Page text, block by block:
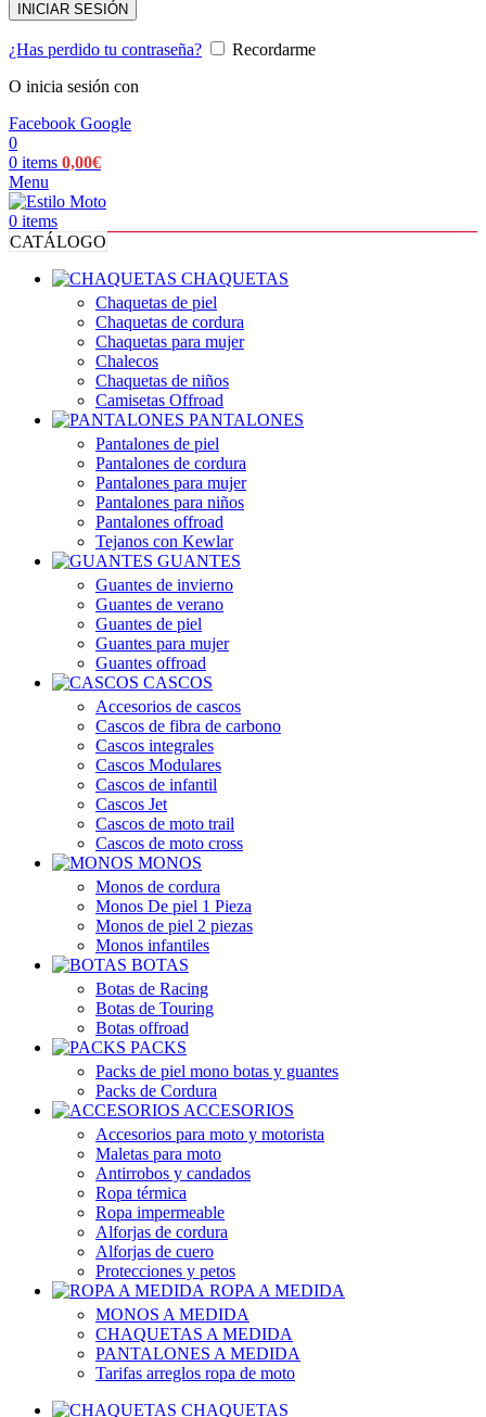
INICIAR SESIÓN
¿Has perdido tu contraseña?
Recordarme
O inicia sesión con
Facebook Google
0
0 items 0,00€
Menu
0 items
CATÁLOGO
CHAQUETAS
Chaquetas de piel
Chaquetas de cordura
Chaquetas para mujer
Chalecos
Chaquetas de niños
Camisetas Offroad
PANTALONES
Pantalones de piel
Pantalones de cordura
Pantalones para mujer
Pantalones para niños
Pantalones offroad
Tejanos con Kewlar
GUANTES
Guantes de invierno
Guantes de verano
Guantes de piel
Guantes para mujer
Guantes offroad
CASCOS
Accesorios de cascos
Cascos de fibra de carbono
Cascos integrales
Cascos Modulares
Cascos de infantil
Cascos Jet
Cascos de moto trail
Cascos de moto cross
MONOS
Monos de cordura
Monos De piel 1 Pieza
Monos de piel 2 piezas
Monos infantiles
BOTAS
Botas de Racing
Botas de Touring
Botas offroad
PACKS
Packs de piel mono botas y guantes
Packs de Cordura
ACCESORIOS
Accesorios para moto y motorista
Maletas para moto
Antirrobos y candados
Ropa térmica
Ropa impermeable
Alforjas de cordura
Alforjas de cuero
Protecciones y petos
ROPA A MEDIDA
MONOS A MEDIDA
CHAQUETAS A MEDIDA
PANTALONES A MEDIDA
Tarifas arreglos ropa de moto
CHAQUETAS